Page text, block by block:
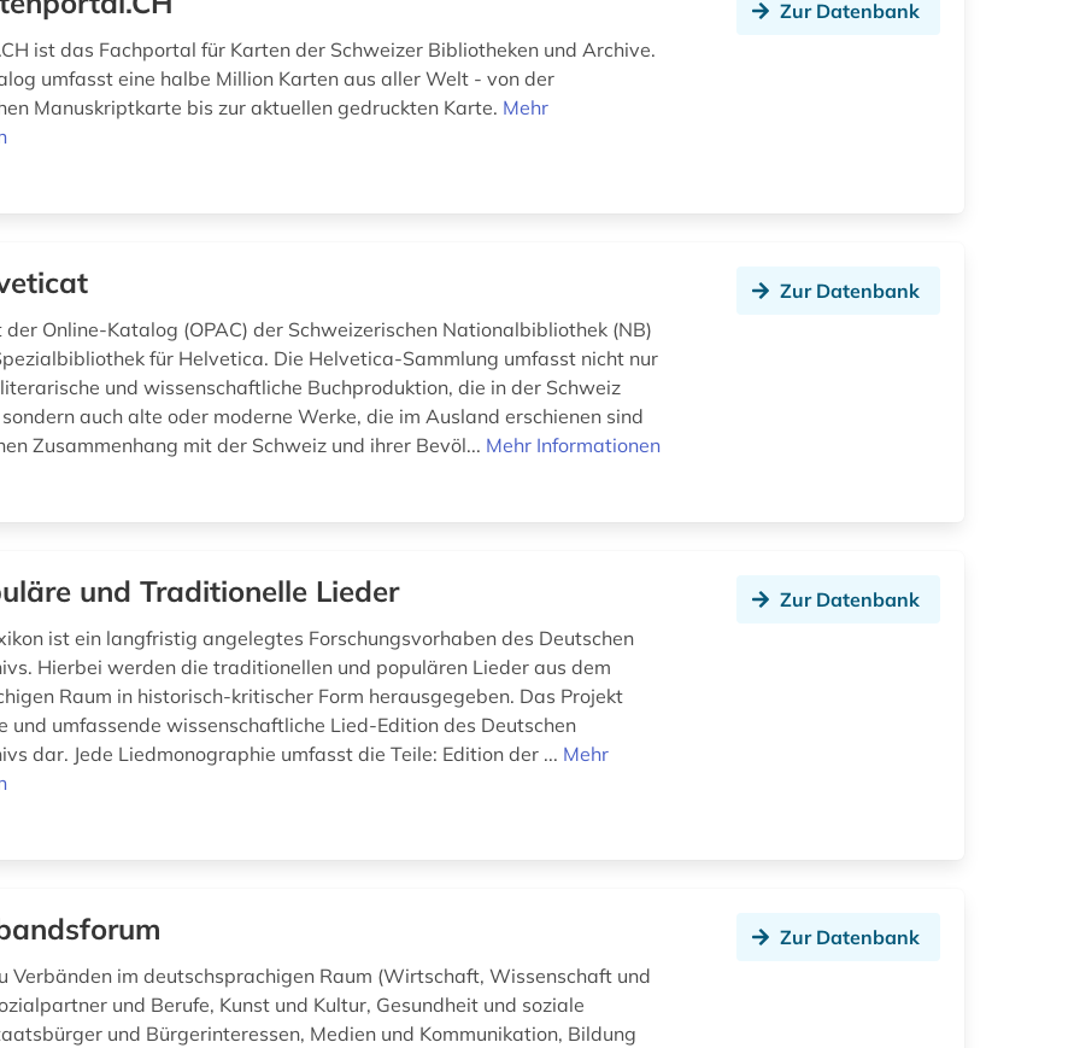
ist das Fachportal für Karten der Schweizer Bibliotheken und Archive.
umfasst eine halbe Million Karten aus aller Welt - von der
Manuskriptkarte bis zur aktuellen gedruckten Karte. Mehr
Zur Datenbank
Online-Katalog (OPAC) der Schweizerischen Nationalbibliothek (NB)
für Helvetica. Die Helvetica-Sammlung umfasst nicht nur
und wissenschaftliche Buchproduktion, die in der Schweiz
auch alte oder moderne Werke, die im Ausland erschienen sind
Zusammenhang mit der Schweiz und ihrer Bevöl... Mehr Informationen
Zur Datenbank
und Traditionelle Lieder
ist ein langfristig angelegtes Forschungsvorhaben des Deutschen
Hierbei werden die traditionellen und populären Lieder aus dem
Raum in historisch-kritischer Form herausgegeben. Das Projekt
und umfassende wissenschaftliche Lied-Edition des Deutschen
dar. Jede Liedmonographie umfasst die Teile: Edition der ... Mehr
Zur Datenbank
Verbänden im deutschsprachigen Raum (Wirtschaft, Wissenschaft und
und Berufe, Kunst und Kultur, Gesundheit und soziale
und Bürgerinteressen, Medien und Kommunikation, Bildung
Zur Datenbank